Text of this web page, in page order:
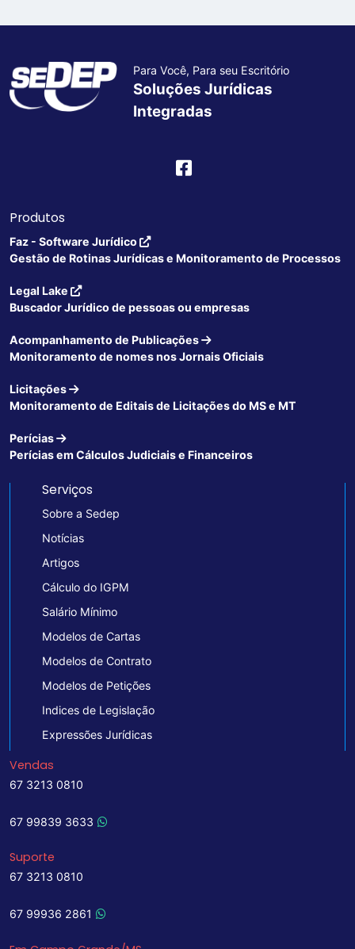
Para Você, Para seu Escritório
Soluções Jurídicas
Integradas
Produtos
Faz - Software Jurídico
Gestão de Rotinas Jurídicas e Monitoramento de Processos
Legal Lake
Buscador Jurídico de pessoas ou empresas
Acompanhamento de Publicações
Monitoramento de nomes nos Jornais Oficiais
Licitações
Monitoramento de Editais de Licitações do MS e MT
Perícias
Perícias em Cálculos Judiciais e Financeiros
Serviços
Sobre a Sedep
Notícias
Artigos
Cálculo do IGPM
Salário Mínimo
Modelos de Cartas
Modelos de Contrato
Modelos de Petições
Indices de Legislação
Expressões Jurídicas
Vendas
67 3213 0810
67 99839 3633
Suporte
67 3213 0810
67 99936 2861